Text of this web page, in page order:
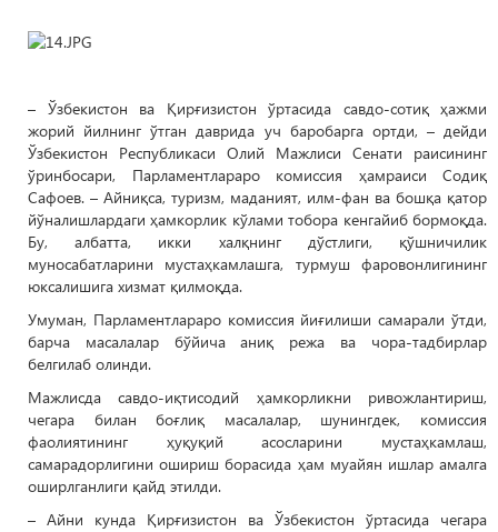
– Ўзбекистон ва Қирғизистон ўртасида савдо-сотиқ ҳажми
жорий йилнинг ўтган даврида уч баробарга ортди, – дейди
Ўзбекистон Республикаси Олий Мажлиси Сенати раисининг
ўринбосари, Парламентлараро комиссия ҳамраиси Содиқ
Сафоев. – Айниқса, туризм, маданият, илм-фан ва бошқа қатор
йўналишлардаги ҳамкорлик кўлами тобора кенгайиб бормоқда.
Бу, албатта, икки халқнинг дўстлиги, қўшничилик
муносабатларини мустаҳкамлашга, турмуш фаровонлигининг
юксалишига хизмат қилмоқда.
Умуман, Парламентлараро комиссия йиғилиши самарали ўтди,
барча масалалар бўйича аниқ режа ва чора-тадбирлар
белгилаб олинди.
Мажлисда савдо-иқтисодий ҳамкорликни ривожлантириш,
чегара билан боғлиқ масалалар, шунингдек, комиссия
фаолиятининг ҳуқуқий асосларини мустаҳкамлаш,
самарадорлигини ошириш борасида ҳам муайян ишлар амалга
оширлганлиги қайд этилди.
– Айни кунда Қирғизистон ва Ўзбекистон ўртасида чегара